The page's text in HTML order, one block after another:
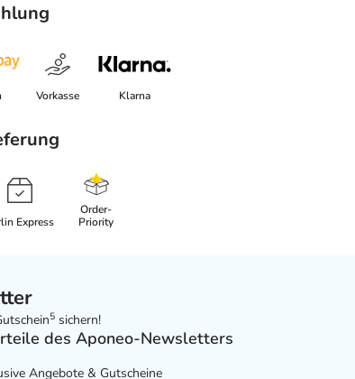
Vorkasse Klarna
Express
Order-
Priority
5 sichern!
des Aponeo-Newsletters
Angebote & Gutscheine